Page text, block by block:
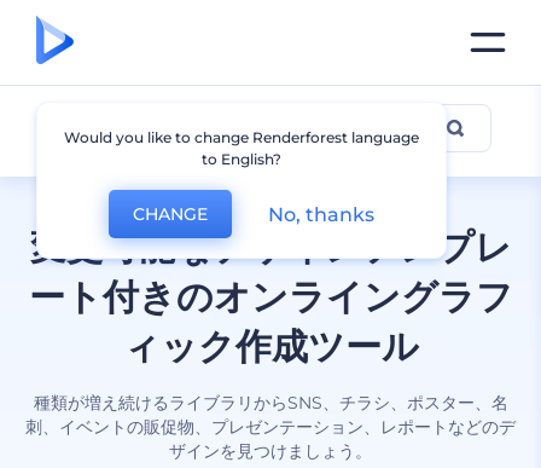
変更可能なデザインテンプレ
ート付きのオンライングラフ
ィック作成ツール
種類が増え続けるライブラリからSNS、チラシ、ポスター、名
刺、イベントの販促物、プレゼンテーション、レポートなどのデ
ザインを見つけましょう。
全てのデザイン
Would you like to change Renderforest language
to English?
CHANGE No, thanks